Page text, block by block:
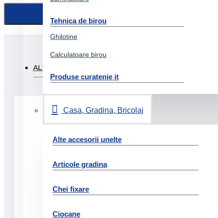
Tehnica de birou
Ghilotine
Calculatoare birou
Produse curatenie it
Casa, Gradina, Bricolaj
Alte accesorii unelte
Articole gradina
Chei fixare
Ciocane
ALTI CLIENTI AU FOST INTERESATI SI DE: